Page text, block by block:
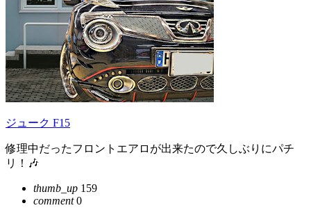
ジューク F15
修理中だったフロントエアロが出来たので久しぶりにパチ
リ！🎶
thumb_up 159
comment0